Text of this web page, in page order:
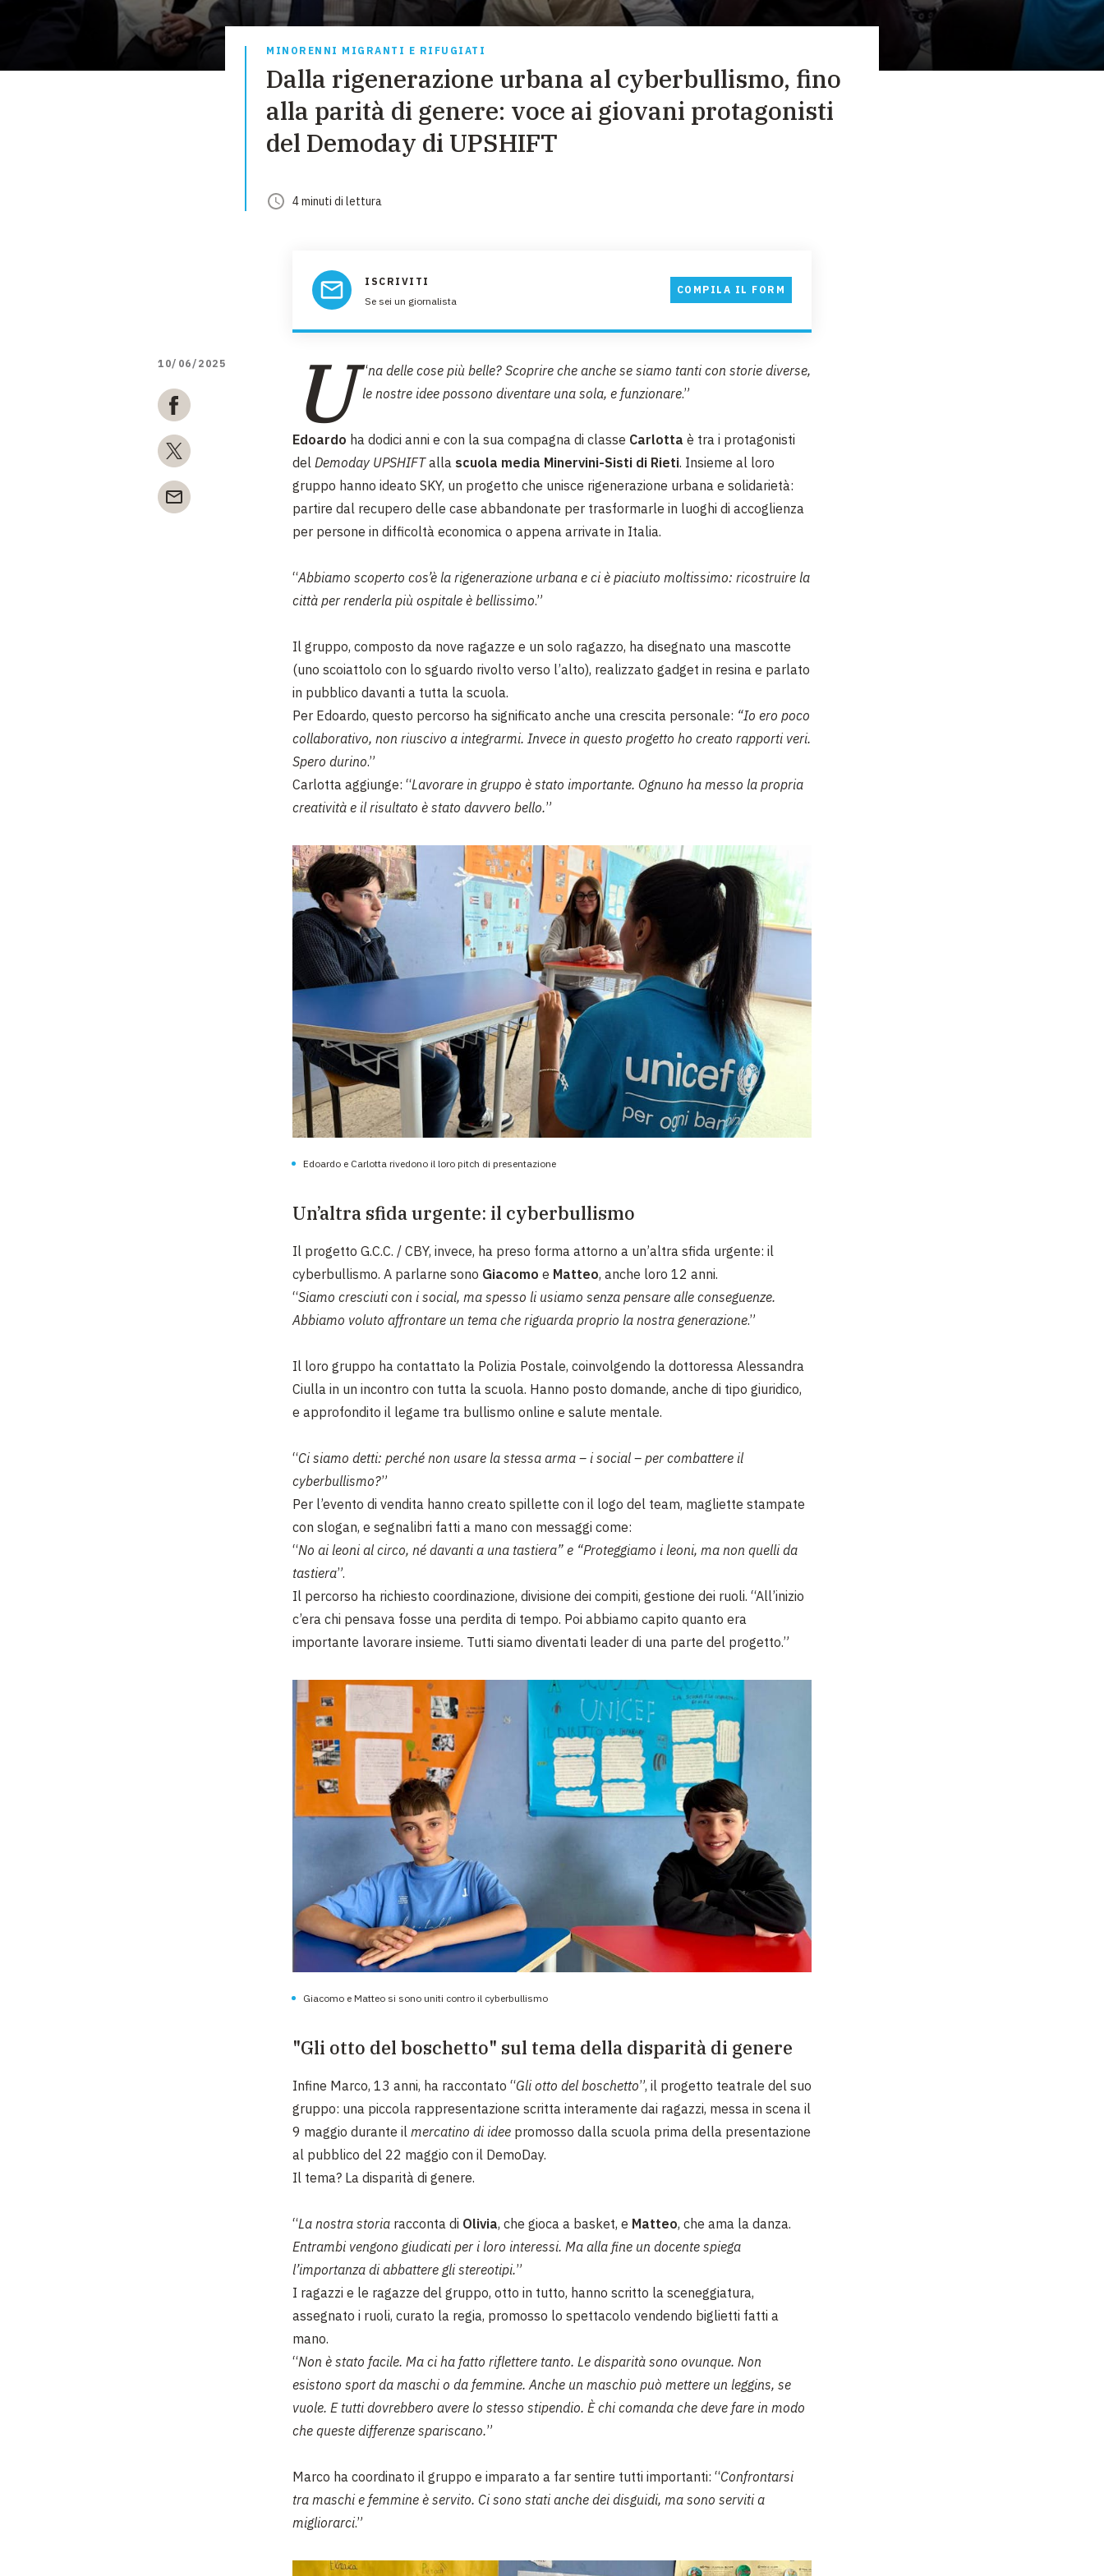
DIVERSI MODI PER DONARE. SCEGLI IL PIÙ
MINORENNI MIGRANTI E RIFUGIATI
Dalla rigenerazione urbana al cyberbullismo, fino
alla parità di genere: voce ai giovani protagonisti
del Demoday di UPSHIFT
4minuti di lettura
ISCRIVITI
Se sei un giornalista
COMPILA IL FORM
10/06/2025 “
U
na delle cose più belle? Scoprire che anche se siamo tanti con storie diverse,
le nostre idee possono diventare una sola, e funzionare.”
Edoardo ha dodici anni e con la sua compagna di classe Carlotta è tra i protagonisti
del Demoday UPSHIFTalla scuola media Minervini-Sisti di Rieti. Insieme al loro
gruppo hanno ideato SKY, un progetto che unisce rigenerazione urbana e solidarietà:
partire dal recupero delle case abbandonate per trasformarle in luoghi di accoglienza
per persone in difficoltà economica o appena arrivate in Italia.
“Abbiamo scoperto cos’è la rigenerazione urbana e ci è piaciuto moltissimo: ricostruire la
città per renderla più ospitale è bellissimo.”
Il gruppo, composto da nove ragazze e un solo ragazzo, ha disegnato una mascotte
(uno scoiattolo con lo sguardo rivolto verso l’alto), realizzato gadget in resina e parlato
in pubblico davanti a tutta la scuola.
Per Edoardo, questo percorso ha significato anche una crescita personale: “Io ero poco
collaborativo, non riuscivo a integrarmi. Invece in questo progetto ho creato rapporti veri.
Spero durino.”
Carlotta aggiunge: “Lavorare in gruppo è stato importante. Ognuno ha messo la propria
creatività e il risultato è stato davvero bello.”
Edoardo e Carlotta rivedono il loro pitch di presentazione
Un’altra sfida urgente: il cyberbullismo
Il progetto G.C.C. / CBY, invece, ha preso forma attorno a un’altra sfida urgente: il
cyberbullismo. A parlarne sono Giacomo e Matteo, anche loro 12 anni.
“Siamo cresciuti con i social, ma spesso li usiamo senza pensare alle conseguenze.
Abbiamo voluto affrontare un tema che riguarda proprio la nostra generazione.”
Il loro gruppo ha contattato la Polizia Postale, coinvolgendo la dottoressa Alessandra
Ciulla in un incontro con tutta la scuola. Hanno posto domande, anche di tipo giuridico,
e approfondito il legame tra bullismo online e salute mentale.
“Ci siamo detti: perché non usare la stessa arma – i social – per combattere il
cyberbullismo?”
Per l’evento di vendita hanno creato spillette con il logo del team, magliette stampate
con slogan, e segnalibri fatti a mano con messaggi come:
“No ai leoni al circo, né davanti a una tastiera” e “Proteggiamo i leoni, ma non quelli da
tastiera”.
Il percorso ha richiesto coordinazione, divisione dei compiti, gestione dei ruoli. “All’inizio
c’era chi pensava fosse una perdita di tempo. Poi abbiamo capito quanto era
importante lavorare insieme. Tutti siamo diventati leader di una parte del progetto.”
Giacomo e Matteo si sono uniti contro il cyberbullismo
"Gli otto del boschetto" sul tema della disparità di genere
Infine Marco, 13 anni, ha raccontato “Gli otto del boschetto”, il progetto teatrale del suo
gruppo: una piccola rappresentazione scritta interamente dai ragazzi, messa in scena il
9 maggio durante il mercatino di idee promosso dalla scuola prima della presentazione
al pubblico del 22 maggio con il DemoDay.
Il tema? La disparità di genere.
“La nostra storia racconta di Olivia, che gioca a basket, e Matteo, che ama la danza.
Entrambi vengono giudicati per i loro interessi. Ma alla fine un docente spiega
l’importanza di abbattere gli stereotipi.”
I ragazzi e le ragazze del gruppo, otto in tutto, hanno scritto la sceneggiatura,
assegnato i ruoli, curato la regia, promosso lo spettacolo vendendo biglietti fatti a
mano.
“Non è stato facile. Ma ci ha fatto riflettere tanto. Le disparità sono ovunque. Non
esistono sport da maschi o da femmine. Anche un maschio può mettere un leggins, se
vuole. E tutti dovrebbero avere lo stesso stipendio. È chi comanda che deve fare in modo
che queste differenze spariscano.”
Marco ha coordinato il gruppo e imparato a far sentire tutti importanti: “Confrontarsi
tra maschi e femmine è servito. Ci sono stati anche dei disguidi, ma sono serviti a
migliorarci.”